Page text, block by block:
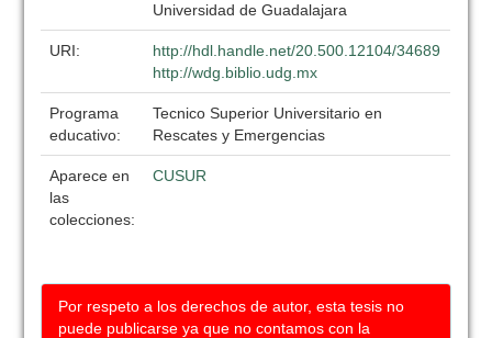
Universidad de Guadalajara
URI:
http://hdl.handle.net/20.500.12104/34689
http://wdg.biblio.udg.mx
Programa
educativo:
Tecnico Superior Universitario en
Rescates y Emergencias
Aparece en
las
colecciones:
CUSUR
Por respeto a los derechos de autor, esta tesis no
puede publicarse ya que no contamos con la